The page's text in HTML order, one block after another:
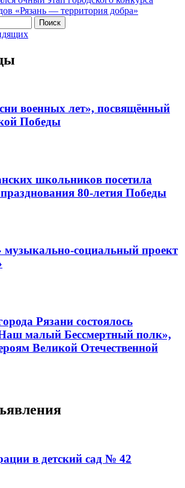
«Рязань — территория добра»
Поиск
военных лет», посвящённый
Победы
школьников посетила
80-летия Победы
музыкально-социальный проект
Рязани состоялось
малый Бессмертный полк»,
Великой Отечественной
в детский сад № 42